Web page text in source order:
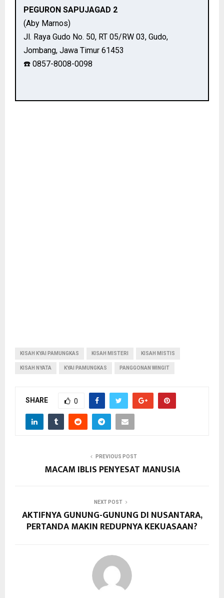
PEGURON SAPUJAGAD 2
(Aby Marnos)
Jl. Raya Gudo No. 50, RT 05/RW 03, Gudo,
Jombang, Jawa Timur 61453
☎️ 0857-8008-0098
KISAH KYAI PAMUNGKAS KISAH MISTERI KISAH MISTIS
KISAH NYATA KYAI PAMUNGKAS PANGGONAN WINGIT
SHARE 0
PREVIOUS POST
MACAM IBLIS PENYESAT MANUSIA
NEXT POST
AKTIFNYA GUNUNG-GUNUNG DI NUSANTARA,
PERTANDA MAKIN REDUPNYA KEKUASAAN?